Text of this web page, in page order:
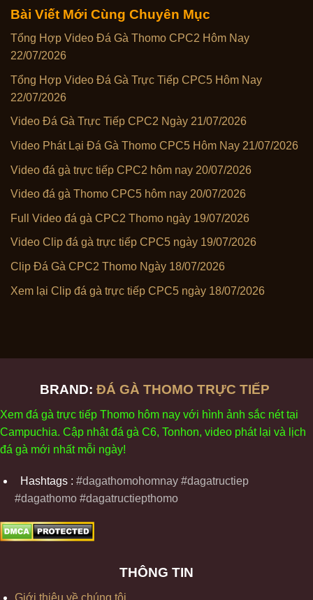
Bài Viết Mới Cùng Chuyên Mục
Tổng Hợp Video Đá Gà Thomo CPC2 Hôm Nay
22/07/2026
Tổng Hợp Video Đá Gà Trực Tiếp CPC5 Hôm Nay
22/07/2026
Video Đá Gà Trực Tiếp CPC2 Ngày 21/07/2026
Video Phát Lại Đá Gà Thomo CPC5 Hôm Nay 21/07/2026
Video đá gà trực tiếp CPC2 hôm nay 20/07/2026
Video đá gà Thomo CPC5 hôm nay 20/07/2026
Full Video đá gà CPC2 Thomo ngày 19/07/2026
Video Clip đá gà trực tiếp CPC5 ngày 19/07/2026
Clip Đá Gà CPC2 Thomo Ngày 18/07/2026
Xem lại Clip đá gà trực tiếp CPC5 ngày 18/07/2026
BRAND: ĐÁ GÀ THOMO TRỰC TIẾP
Xem đá gà trực tiếp Thomo hôm nay với hình ảnh sắc néttại
Campuchia. Cập nhậtđá gà C6, Tonhon, video phátl ại và ịch
đá gà mới nhất mỗi ngày!
Hashtags : #dagathomohomnay #dagatructiep
#dagathomo #dagatructiepthomo
THÔNG TIN